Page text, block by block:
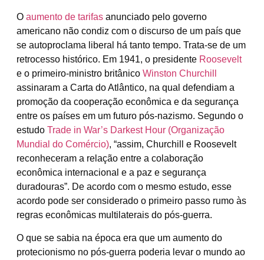
Oaumento de tarifasanunciado pelo governo
americano não condiz com o discurso de um país que
se autoproclama liberal há tanto tempo. Trata-se de um
retrocesso histórico. Em 1941, o presidente Roosevelt
e o primeiro-ministro britânico Winston Churchill
assinaram a Carta do Atlântico, na qual defendiam a
promoção da cooperação econômica e da segurança
entre os países em um futuro pós-nazismo. Segundo o
estudo Trade in War’s Darkest Hour (Organização
Mundial do Comércio), “assim, Churchill e Roosevelt
reconheceram a relação entre a colaboração
econômica internacional e a paz e segurança
duradouras”. De acordo com o mesmo estudo, esse
acordo pode ser considerado o primeiro passo rumo às
regras econômicas multilaterais do pós-guerra.
O que se sabia na época era que um aumento do
protecionismo no pós-guerra poderia levar o mundo ao